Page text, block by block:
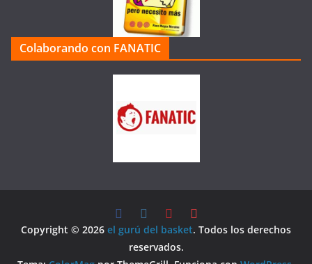
Colaborando con FANATIC
Copyright © 2026 el gurú del basket. Todos los derechos
reservados.